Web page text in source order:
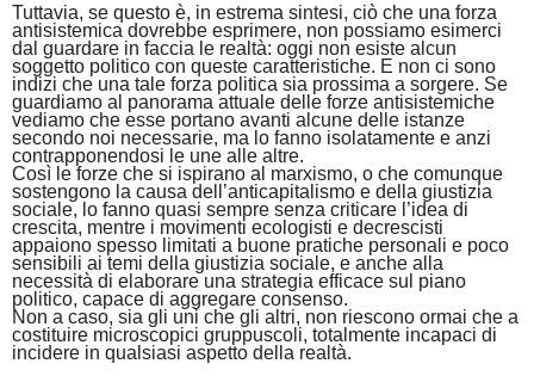
Tuttavia, se questo è, in estrema sintesi, ciò che una forza
antisistemica dovrebbe esprimere, non possiamo esimerci
dal guardare in faccia le realtà: oggi non esiste alcun
soggetto politico con queste caratteristiche. E non ci sono
indizi che una tale forza politica sia prossima a sorgere. Se
guardiamo al panorama attuale delle forze antisistemiche
vediamo che esse portano avanti alcune delle istanze
secondo noi necessarie, ma lo fanno isolatamente e anzi
contrapponendosi le une alle altre.
Così le forze che si ispirano al marxismo, o che comunque
sostengono la causa dell’anticapitalismo e della giustizia
sociale, lo fanno quasi sempre senza criticare l’idea di
crescita, mentre i movimenti ecologisti e decrescisti
appaiono spesso limitati a buone pratiche personali e poco
sensibili ai temi della giustizia sociale, e anche alla
necessità di elaborare una strategia efficace sul piano
politico, capace di aggregare consenso.
Non a caso, sia gli uni che gli altri, non riescono ormai che a
costituire microscopici gruppuscoli, totalmente incapaci di
incidere in qualsiasi aspetto della realtà.